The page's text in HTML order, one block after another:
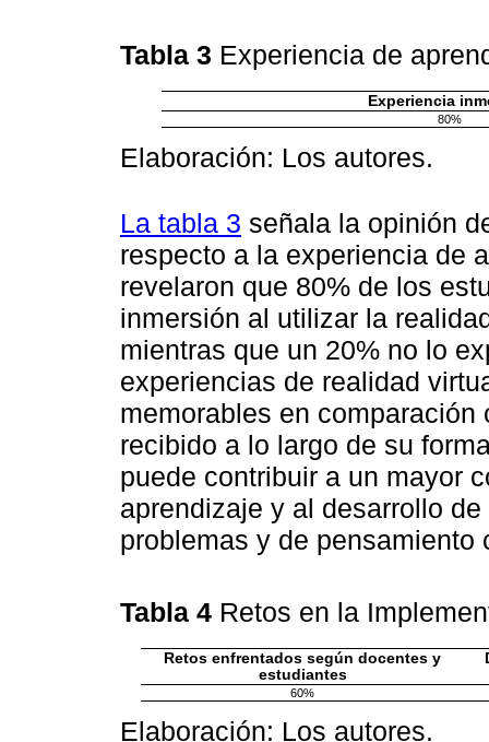
Tabla 3 Experiencia de
Experiencia
80%
Elaboración: Los autores.
La tabla 3 señala la opinión
respecto a la experiencia de
revelaron que 80% de los
inmersión al utilizar la
mientras que un 20% no lo
experiencias de realidad
memorables en
recibido a lo largo de su
puede contribuir a un mayor
aprendizaje y al desarrollo
problemas y de pensamiento
Tabla 4 Retos en la
Retos enfrentados según docentes y
estudiantes
60%
Elaboración: Los autores.